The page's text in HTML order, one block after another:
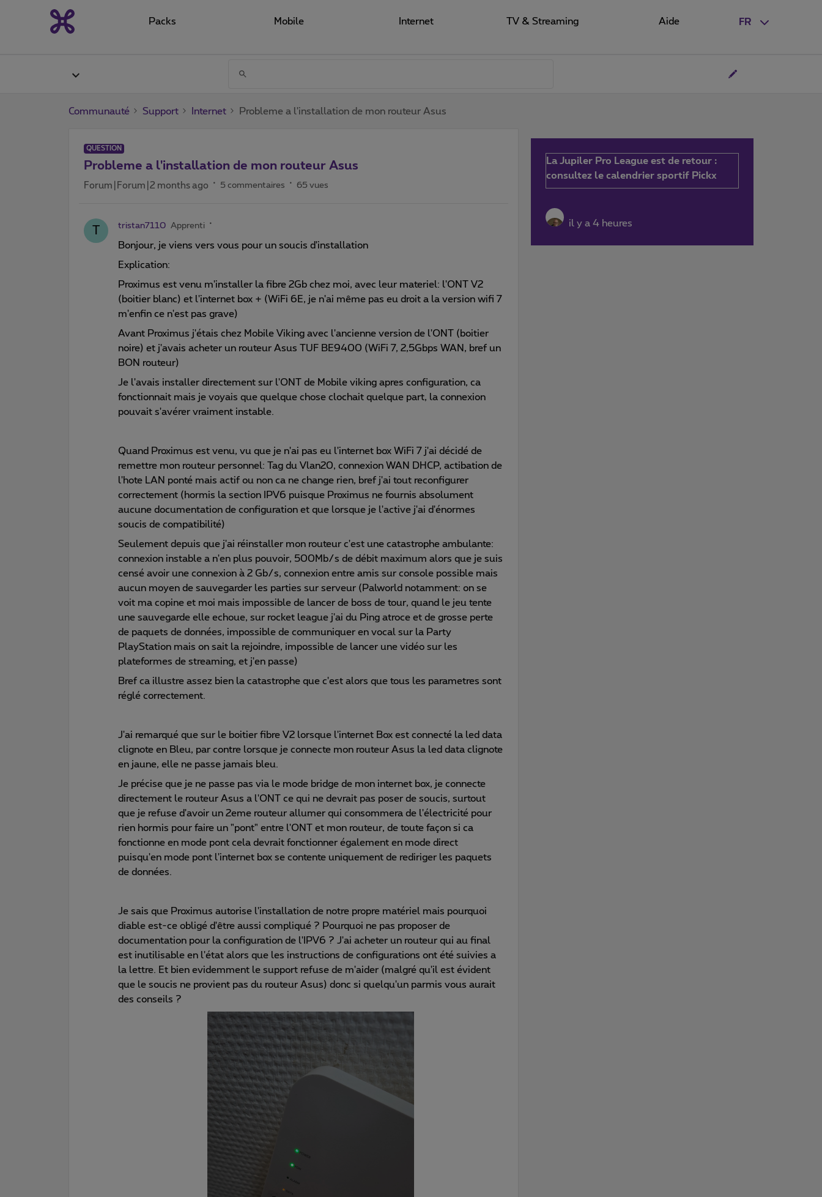
FR
Packs Mobile Internet TV & Streaming Aide
Communauté Support Internet Probleme a l'installation de mon routeur Asus
QUESTION
Probleme a l'installation de mon routeur Asus
Forum|Forum|2 months ago 5 commentaires 65 vues
T tristan7110 Apprenti
Bonjour, je viens vers vous pour un soucis d'installation
Explication:
Proximus est venu m'installer la fibre 2Gb chez moi, avec leur materiel: l'ONT V2
(boitier blanc) et l'internet box + (WiFi 6E, je n'ai même pas eu droit a la version wifi 7
m'enfin ce n'est pas grave)
Avant Proximus j'étais chez Mobile Viking avec l'ancienne version de l'ONT (boitier
noire) et j'avais acheter un routeur Asus TUF BE9400 (WiFi 7, 2,5Gbps WAN, bref un
BON routeur)
Je l'avais installer directement sur l'ONT de Mobile viking apres configuration, ca
fonctionnait mais je voyais que quelque chose clochait quelque part, la connexion
pouvait s'avérer vraiment instable.
Quand Proximus est venu, vu que je n'ai pas eu l'internet box WiFi 7 j'ai décidé de
remettre mon routeur personnel: Tag du Vlan20, connexion WAN DHCP, actibation de
l'hote LAN ponté mais actif ou non ca ne change rien, bref j'ai tout reconfigurer
correctement (hormis la section IPV6 puisque Proximus ne fournis absolument
aucune documentation de configuration et que lorsque je l'active j'ai d'énormes
soucis de compatibilité)
Seulement depuis que j'ai réinstaller mon routeur c'est une catastrophe ambulante:
connexion instable a n'en plus pouvoir, 500Mb/s de débit maximum alors que je suis
censé avoir une connexion à 2 Gb/s, connexion entre amis sur console possible mais
aucun moyen de sauvegarder les parties sur serveur (Palworld notamment: on se
voit ma copine et moi mais impossible de lancer de boss de tour, quand le jeu tente
une sauvegarde elle echoue, sur rocket league j'ai du Ping atroce et de grosse perte
de paquets de données, impossible de communiquer en vocal sur la Party
PlayStation mais on sait la rejoindre, impossible de lancer une vidéo sur les
plateformes de streaming, et j'en passe)
Bref ca illustre assez bien la catastrophe que c'est alors que tous les parametres sont
réglé correctement.
J'ai remarqué que sur le boitier fibre V2 lorsque l'internet Box est connecté la led data
clignote en Bleu, par contre lorsque je connecte mon routeur Asus la led data clignote
en jaune, elle ne passe jamais bleu.
Je précise que je ne passe pas via le mode bridge de mon internet box, je connecte
directement le routeur Asus a l'ONT ce qui ne devrait pas poser de soucis, surtout
que je refuse d'avoir un 2eme routeur allumer qui consommera de l'électricité pour
rien hormis pour faire un "pont" entre l'ONT et mon routeur, de toute façon si ca
fonctionne en mode pont cela devrait fonctionner également en mode direct
puisqu'en mode pont l'internet box se contente uniquement de rediriger les paquets
de données.
Je sais que Proximus autorise l'installation de notre propre matériel mais pourquoi
diable est-ce obligé d'être aussi compliqué ? Pourquoi ne pas proposer de
documentation pour la configuration de l'IPV6 ? J'ai acheter un routeur qui au final
est inutilisable en l'état alors que les instructions de configurations ont été suivies a
la lettre. Et bien evidemment le support refuse de m'aider (malgré qu'il est évident
que le soucis ne provient pas du routeur Asus) donc si quelqu'un parmis vous aurait
des conseils ?
La Jupiler Pro League est de retour :
consultez le calendrier sportif Pickx
il y a 4 heures